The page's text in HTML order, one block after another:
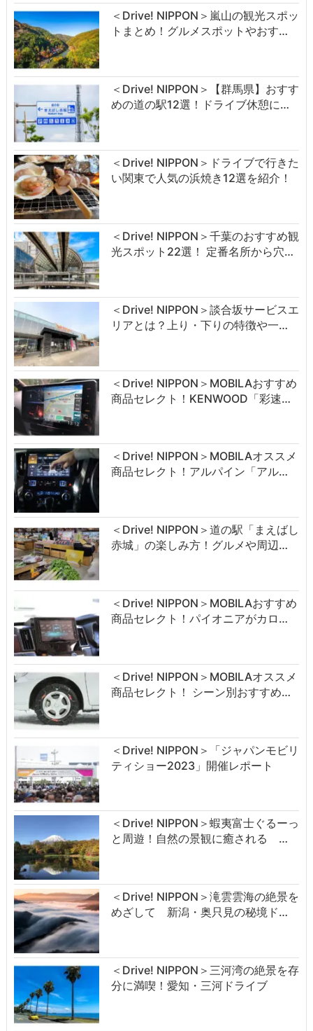
＜Drive! NIPPON＞嵐山の観光スポッ
トまとめ！グルメスポットやおす…
＜Drive! NIPPON＞【群馬県】おすす
めの道の駅12選！ドライブ休憩に…
＜Drive! NIPPON＞ドライブで行きた
い関東で人気の浜焼き12選を紹介！
＜Drive! NIPPON＞千葉のおすすめ観
光スポット22選！ 定番名所から穴…
＜Drive! NIPPON＞談合坂サービスエ
リアとは？上り・下りの特徴や一…
＜Drive! NIPPON＞MOBILAおすすめ
商品セレクト！KENWOOD「彩速…
＜Drive! NIPPON＞MOBILAオススメ
商品セレクト！アルパイン「アル…
＜Drive! NIPPON＞道の駅「まえばし
赤城」の楽しみ方！グルメや周辺…
＜Drive! NIPPON＞MOBILAおすすめ
商品セレクト！パイオニアがカロ…
＜Drive! NIPPON＞MOBILAオススメ
商品セレクト！ シーン別おすすめ…
＜Drive! NIPPON＞「ジャパンモビリ
ティショー2023」開催レポート
＜Drive! NIPPON＞蝦夷富士ぐるーっ
と周遊！自然の景観に癒される …
＜Drive! NIPPON＞滝雲雲海の絶景を
めざして 新潟・奥只見の秘境ド…
＜Drive! NIPPON＞三河湾の絶景を存
分に満喫！愛知・三河ドライブ